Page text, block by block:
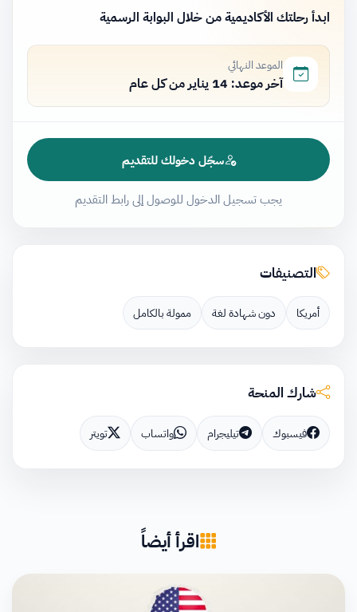
ابدأ رحلتك الأكاديمية من خلال البوابة الرسمية
الموعد النهائي
آخر موعد: 14 يناير من كل عام
سجّل دخولك للتقديم
يجب تسجيل الدخول للوصول إلى رابط التقديم
التصنيفات
أمريكا دون شهادة لغة ممولة بالكامل
شارك المنحة
فيسبوك تيليجرام واتساب تويتر
اقرأ أيضاً